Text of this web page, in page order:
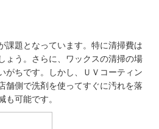
課題となっています。特に清掃費は
ょう。さらに、ワックスの清掃の場
がちです。しかし、ＵＶコーティン
舗側で洗剤を使ってすぐに汚れを落
も可能です。